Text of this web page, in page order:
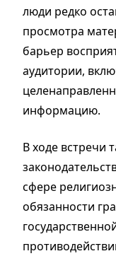
люди редко
просмотра
барьер
аудитории,
информацию.
В ходе встречи
сфере
обязанности